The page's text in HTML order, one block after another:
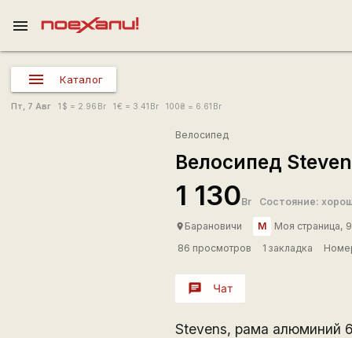
menu
Каталог
Пт, 7 Авг 1 $ = 2.96 Br 1€ = 3.41 Br 100₴ = 6.61 Br
Велосипед
Велосипед
1 130Br Состояние:
place Барановичи М
Моя страница, 9
86 просмотров
1 закладка
chat Чат
Stevens, рама алюминий